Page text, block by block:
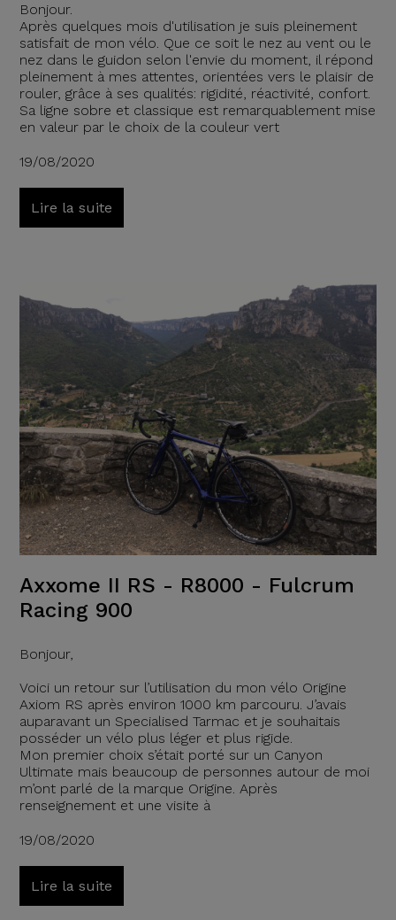
Bonjour.
Après quelques mois d'utilisation je suis pleinement
satisfait de mon vélo. Que ce soit le nez au vent ou le
nez dans le guidon selon l'envie du moment, il répond
pleinement à mes attentes, orientées vers le plaisir de
rouler, grâce à ses qualités: rigidité, réactivité, confort.
Sa ligne sobre et classique est remarquablement mise
en valeur par le choix de la couleur vert
19/08/2020
Lire la suite
Axxome II RS - R8000 - Fulcrum
Racing 900
Bonjour,
Voici un retour sur l’utilisation du mon vélo Origine
Axiom RS après environ 1000 km parcouru. J’avais
auparavant un Specialised Tarmac et je souhaitais
posséder un vélo plus léger et plus rigide.
Mon premier choix s’était porté sur un Canyon
Ultimate mais beaucoup de personnes autour de moi
m’ont parlé de la marque Origine. Après
renseignement et une visite à
19/08/2020
Lire la suite